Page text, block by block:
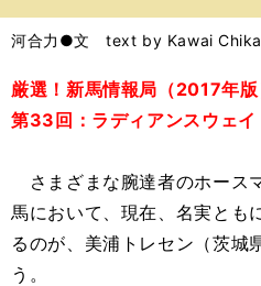
バ
河合力●文 text by Kawai
厳選！新馬情報局（2017年版
第33回：ラディアンスウェイ
さまざまな腕達者のホース
馬において、現在、名実とも
るのが、美浦トレセン（茨城
う。